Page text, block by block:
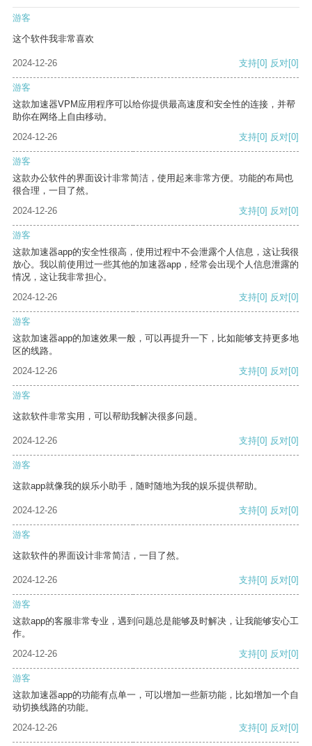
游客
这个软件我非常喜欢
2024-12-26 支持[0] 反对[0]
游客
这款加速器VPM应用程序可以给你提供最高速度和安全性的连接，并帮
助你在网络上自由移动。
2024-12-26
支持[0] 反对[0]
游客
这款办公软件的界面设计非常简洁，使用起来非常方便。功能的布局也
很合理，一目了然。
2024-12-26
支持[0] 反对[0]
游客
这款加速器app的安全性很高，使用过程中不会泄露个人信息，这让我很
放心。我以前使用过一些其他的加速器app，经常会出现个人信息泄露的
情况，这让我非常担心。
2024-12-26
支持[0] 反对[0]
游客
这款加速器app的加速效果一般，可以再提升一下，比如能够支持更多地
区的线路。
2024-12-26
支持[0] 反对[0]
游客
这款软件非常实用，可以帮助我解决很多问题。
2024-12-26 支持[0] 反对[0]
游客
这款app就像我的娱乐小助手，随时随地为我的娱乐提供帮助。
2024-12-26 支持[0] 反对[0]
游客
这款软件的界面设计非常简洁，一目了然。
2024-12-26 支持[0] 反对[0]
游客
这款app的客服非常专业，遇到问题总是能够及时解决，让我能够安心工
作。
2024-12-26
支持[0] 反对[0]
游客
这款加速器app的功能有点单一，可以增加一些新功能，比如增加一个自
动切换线路的功能。
2024-12-26
支持[0] 反对[0]